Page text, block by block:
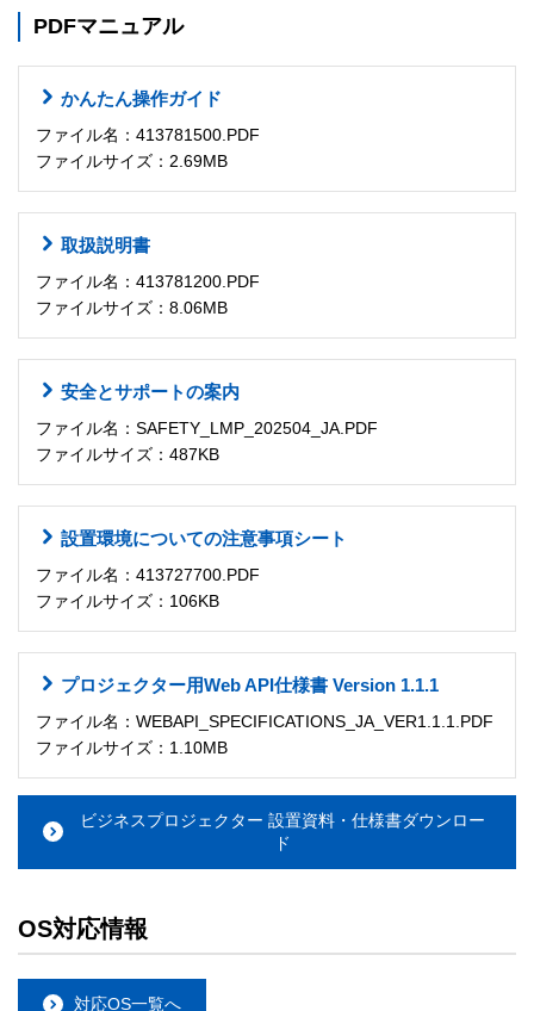
PDFマニュアル
かんたん操作ガイド
ファイル名：413781500.PDF
ファイルサイズ：2.69MB
取扱説明書
ファイル名：413781200.PDF
ファイルサイズ：8.06MB
安全とサポートの案内
ファイル名：SAFETY_LMP_202504_JA.PDF
ファイルサイズ：487KB
設置環境についての注意事項シート
ファイル名：413727700.PDF
ファイルサイズ：106KB
プロジェクター用Web API仕様書 Version 1.1.1
ファイル名：WEBAPI_SPECIFICATIONS_JA_VER1.1.1.PDF
ファイルサイズ：1.10MB
ビジネスプロジェクター 設置資料・仕様書ダウンロー
ド
OS対応情報
対応OS一覧へ